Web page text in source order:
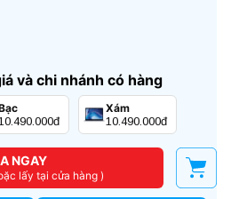
và chi nhánh có hàng
Xám
10.490.000đ
NGAY
lấy tại cửa hàng )